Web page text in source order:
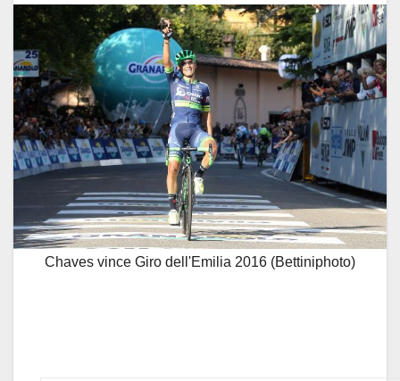
Chaves vince Giro dell'Emilia 2016 (Bettiniphoto)